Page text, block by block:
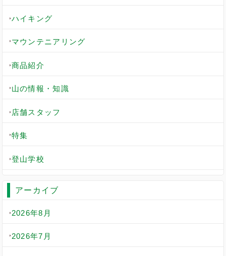
ハイキング
マウンテニアリング
商品紹介
山の情報・知識
店舗スタッフ
特集
登山学校
アーカイブ
2026年8月
2026年7月